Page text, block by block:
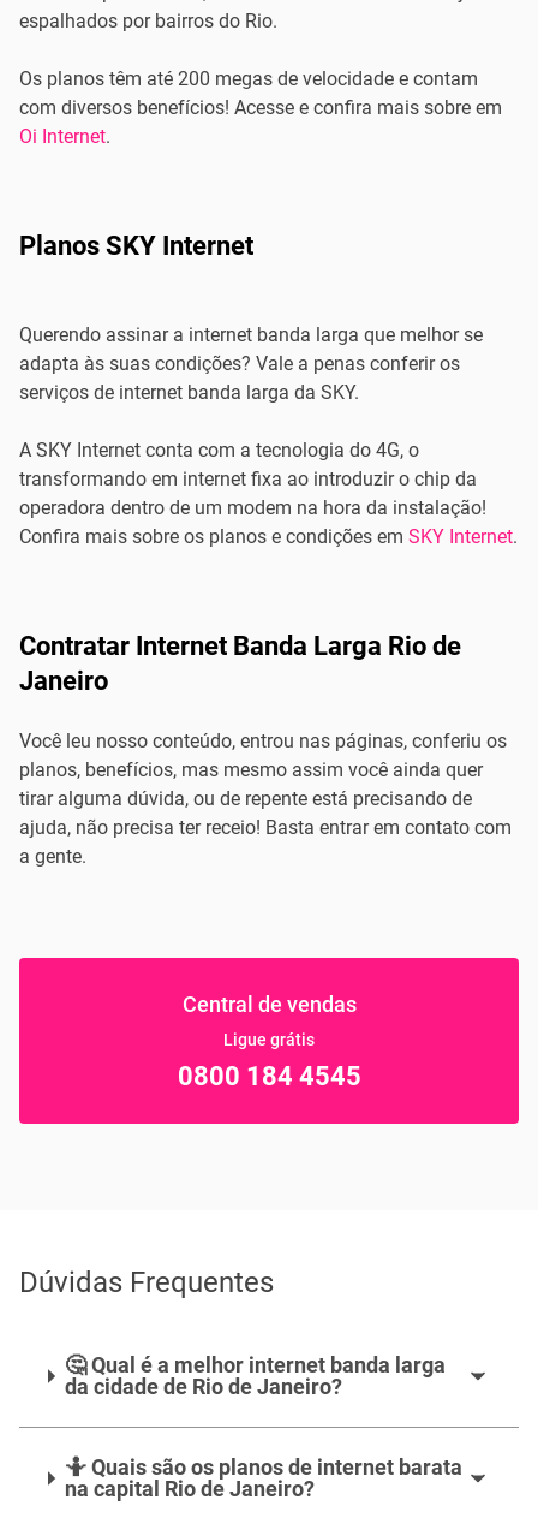
espalhados por bairros do Rio.
Os planos têm até 200 megas de velocidade e contam
com diversos benefícios! Acesse e confira mais sobre em
Oi Internet.
Planos SKY Internet
Querendo assinar a internet banda larga que melhor se
adapta às suas condições? Vale a penas conferir os
serviços de internet banda larga da SKY.
A SKY Internet conta com a tecnologia do 4G, o
transformando em internet fixa ao introduzir o chip da
operadora dentro de um modem na hora da instalação!
Confira mais sobre os planos e condições em SKY Internet.
Contratar Internet Banda Larga Rio de
Janeiro
Você leu nosso conteúdo, entrou nas páginas, conferiu os
planos, benefícios, mas mesmo assim você ainda quer
tirar alguma dúvida, ou de repente está precisando de
ajuda, não precisa ter receio! Basta entrar em contato com
a gente.
Central de vendas
Ligue grátis
0800 184 4545
Dúvidas Frequentes
🤔 Qual é a melhor internet banda larga
da cidade de Rio de Janeiro?
🤷‍️ Quais são os planos de internet barata
na capital Rio de Janeiro?